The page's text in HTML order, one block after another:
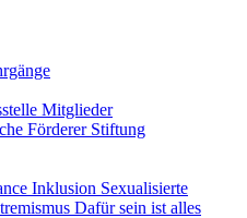
Mitglieder
Förderer Stiftung
Inklusion Sexualisierte
Dafür sein ist alles